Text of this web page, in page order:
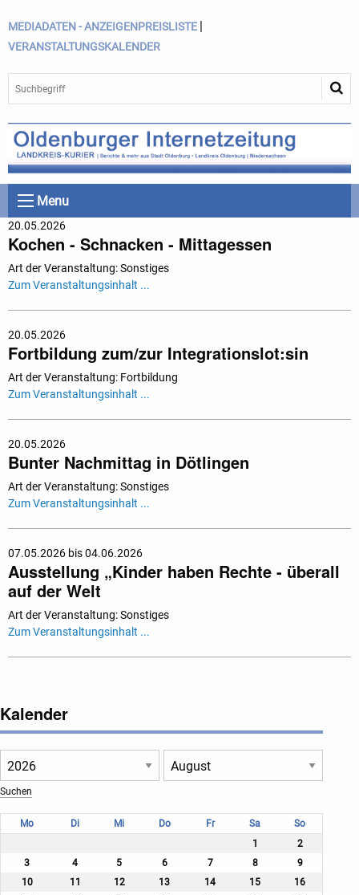
MEDIADATEN - ANZEIGENPREISLISTE |
VERANSTALTUNGSKALENDER
Menu
20.05.2026
Kochen - Schnacken - Mittagessen
Art der Veranstaltung: Sonstiges
Zum Veranstaltungsinhalt ...
20.05.2026
Fortbildung zum/zur Integrationslot:sin
Art der Veranstaltung: Fortbildung
Zum Veranstaltungsinhalt ...
20.05.2026
Bunter Nachmittag in Dötlingen
Art der Veranstaltung: Sonstiges
Zum Veranstaltungsinhalt ...
07.05.2026 bis 04.06.2026
Ausstellung „Kinder haben Rechte - überall
auf der Welt
Art der Veranstaltung: Sonstiges
Zum Veranstaltungsinhalt ...
Kalender
Mo Di Mi Do Fr Sa
So
1
2
3
4 5 6 7 8
9
10
11 12 13 14 15
16